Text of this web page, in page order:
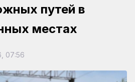
путей в
местах
07:56